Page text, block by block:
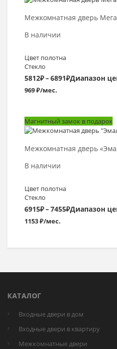
Межкомнатная дверь
В наличии
Цвет полотна
Стекло
5812₽–6891₽Диапазон
969 ₽/мес.
Магнитный замок в подарок
Межкомнатная дверь
В наличии
Цвет полотна
Стекло
6915₽–7455₽Диапазон
1153 ₽/мес.
КАТАЛОГ
Входные двери в дом
Входные двери в квартиру
Межкомнатные двери